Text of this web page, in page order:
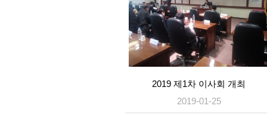
2019 제1차 이사회 개최
2019-01-25